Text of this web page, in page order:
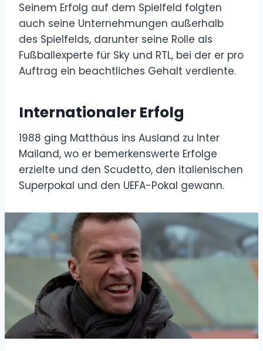
Seinem Erfolg auf dem Spielfeld folgten
auch seine Unternehmungen außerhalb
des Spielfelds, darunter seine Rolle als
Fußballexperte für Sky und RTL, bei der er pro
Auftrag ein beachtliches Gehalt verdiente.
Internationaler Erfolg
1988 ging Matthäus ins Ausland zu Inter
Mailand, wo er bemerkenswerte Erfolge
erzielte und den Scudetto, den italienischen
Superpokal und den UEFA-Pokal gewann.